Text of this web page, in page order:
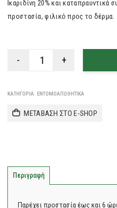
Ικαριδίνη 20% και καταπραυντικά
προστασία, φιλικό προς το δέρμα.
ΚΑΤΗΓΟΡΊΑ: ΕΝΤΟΜΟΑΠΩΘΗΤΙΚΆ
ΜΕΤΑΒΑΣΗ ΣΤΟ E-SHOP
Περιγραφή
Παρέχει προστασία έως και 6